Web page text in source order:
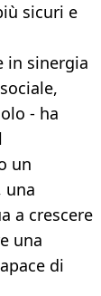
sicuri e
in sinergia
- ha
un
una
a crescere
una
di